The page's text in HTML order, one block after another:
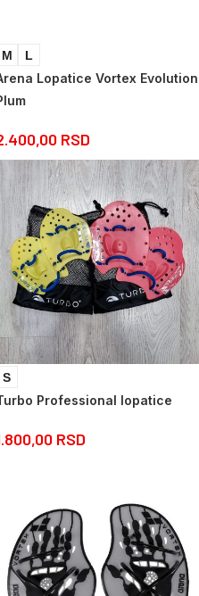
M L
Lopatice Vortex Evolution
RSD
S
Professional lopatice
RSD